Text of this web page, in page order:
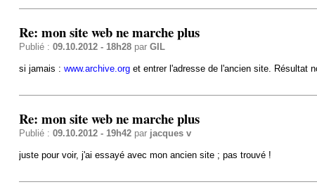
Re: mon site web ne marche plus
Publié : 09.10.2012 - 18h28par GIL
si jamais : www.archive.orget entrer l'adresse de l'ancien site. Résultat
Re: mon site web ne marche plus
Publié : 09.10.2012 - 19h42par jacques v
juste pour voir, j'ai essayé avec mon ancien site ; pas trouvé !